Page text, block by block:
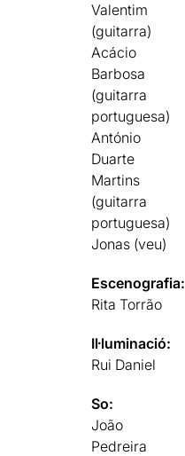
Valentim
(guitarra)
Acácio
Barbosa
(guitarra
portuguesa)
António
Duarte
Martins
(guitarra
portuguesa)
Jonas (veu)
Escenografia:
Rita Torrão
Il·luminació:
Rui Daniel
So:
João
Pedreira